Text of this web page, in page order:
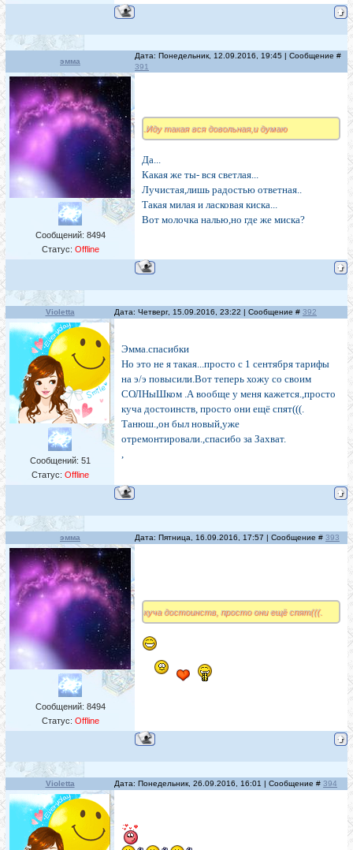
эмма
Дата: Понедельник, 12.09.2016, 19:45 | Сообщение #
391
Сообщений: 8494
Статус: Offline
.Иду такая вся довольная,и думаю
Да...
Какая же ты- вся светлая...
Лучистая,лишь радостью ответная..
Такая милая и ласковая киска...
Вот молочка налью,но где же миска?
Violetta Дата: Четверг, 15.09.2016, 23:22 | Сообщение # 392
Сообщений: 51
Статус: Offline
Эмма.спасибки
Но это не я такая...просто с 1 сентября тарифы
на э/э повысили.Вот теперь хожу со своим
СОЛНыШком .А вообще у меня кажется.,просто
куча достоинств, просто они ещё спят(((.
Танюш.,он был новый,уже
отремонтировали.,спасибо за Захват.
,
эмма Дата: Пятница, 16.09.2016, 17:57 | Сообщение # 393
Сообщений: 8494
Статус: Offline
куча достоинств, просто они ещё спят(((.
Violetta Дата: Понедельник, 26.09.2016, 16:01 | Сообщение # 394